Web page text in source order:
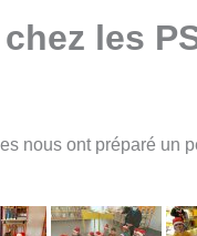
les
nous ont préparé un